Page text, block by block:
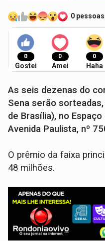
0
0
Gostei
0
Amei
0
Haha
As seis dezenas do
Sena serão
de Brasília), no
Avenida Paulista, nº
O prêmio da faixa
48 milhões.